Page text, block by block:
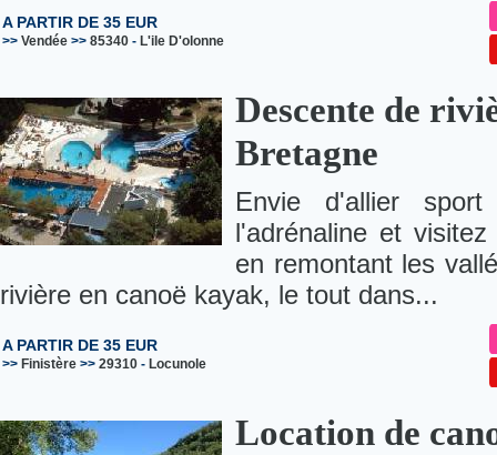
A PARTIR DE 35 EUR
>> Vendée >> 85340 - L'ile D'olonne
Descente de
Bretagne
Envie d'allier
l'adrénaline et
en remontant les
rivière en canoë kayak, le tout dans...
A PARTIR DE 35 EUR
>> Finistère >> 29310 - Locunole
Location de